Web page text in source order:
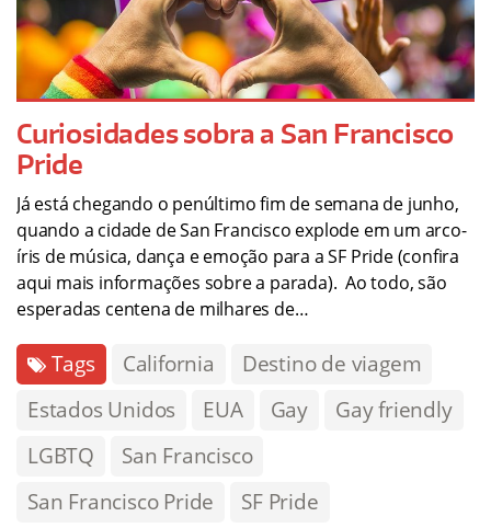
Curiosidades sobra a San Francisco
Pride
Já está chegando o penúltimo fim de semana de junho,
quando a cidade de San Francisco explode em um arco-
íris de música, dança e emoção para a SF Pride (confira
aqui mais informações sobre a parada). Ao todo, são
esperadas centena de milhares de…
Tags California
Destino de viagem
Estados Unidos
EUA Gay
Gay friendly
LGBTQ
San Francisco
San Francisco Pride
SF Pride